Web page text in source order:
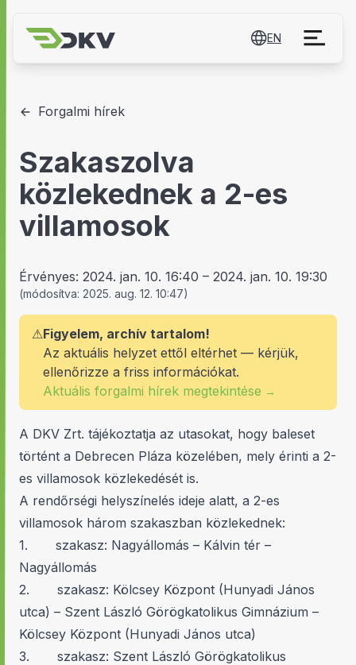
EN
Forgalmi hírek
Szakaszolva
közlekednek a 2-es
villamosok
Érvényes: 2024. jan. 10. 16:40 – 2024. jan. 10. 19:30
(módosítva: 2025. aug. 12. 10:47)
⚠Figyelem, archív tartalom!
Az aktuális helyzet ettől eltérhet — kérjük,
ellenőrizze a friss információkat.
Aktuális forgalmi hírek megtekintése →
A DKV Zrt. tájékoztatja az utasokat, hogy baleset
történt a Debrecen Pláza közelében, mely érinti a 2-
es villamosok közlekedését is.
A rendőrségi helyszínelés ideje alatt, a 2-es
villamosok három szakaszban közlekednek:
1. szakasz: Nagyállomás – Kálvin tér –
Nagyállomás
2. szakasz: Kölcsey Központ (Hunyadi János
utca) – Szent László Görögkatolikus Gimnázium –
Kölcsey Központ (Hunyadi János utca)
3. szakasz: Szent László Görögkatolikus